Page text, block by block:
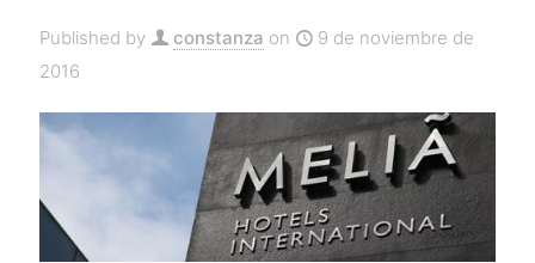
Published by constanza on
9 de noviembre de
2016